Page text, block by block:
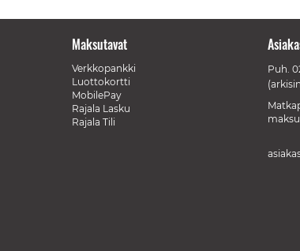
Maksutavat
Verkkopankki
Luottokortti
MobilePay
Rajala Lasku
Rajala Tili
Puh.
maksu